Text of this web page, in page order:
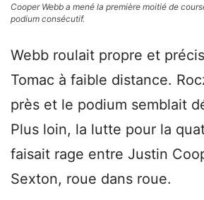
Cooper Webb a mené la première moitié de
podium consécutif.
Webb roulait propre et
Tomac à faible distance.
près et le podium semblait
Plus loin, la lutte pour la
faisait rage entre Justin
Sexton, roue dans roue.